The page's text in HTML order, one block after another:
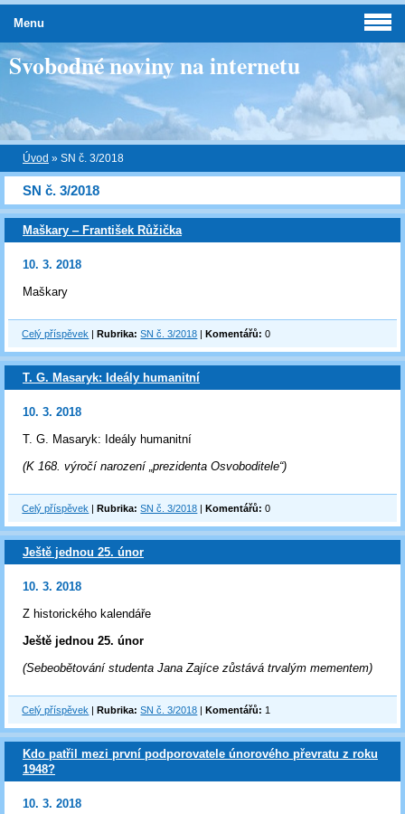
Svobodné noviny na internetu
Úvod » SN č. 3/2018
SN č. 3/2018
Maškary ‒ František Růžička
10. 3. 2018
Maškary
Celý příspěvek |Rubrika: SN č. 3/2018 |Komentářů: 0
T. G. Masaryk: Ideály humanitní
10. 3. 2018
T. G. Masaryk: Ideály humanitní
(K 168. výročí narození „prezidenta Osvoboditele“)
Celý příspěvek |Rubrika: SN č. 3/2018 |Komentářů: 0
Ještě jednou 25. únor
10. 3. 2018
Z historického kalendáře
Ještě jednou 25. únor
(Sebeobětování studenta Jana Zajíce zůstává trvalým mementem)
Celý příspěvek |Rubrika: SN č. 3/2018 |Komentářů: 1
Kdo patřil mezi první podporovatele únorového převratu z roku
1948?
10. 3. 2018
Menu